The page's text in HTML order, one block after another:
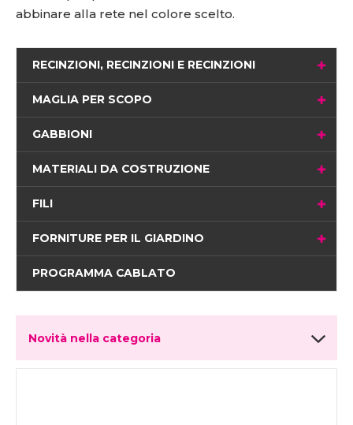
abbinare alla rete nel colore scelto.
RECINZIONI, RECINZIONI E RECINZIONI
MAGLIA PER SCOPO
GABBIONI
MATERIALI DA COSTRUZIONE
FILI
FORNITURE PER IL GIARDINO
PROGRAMMA CABLATO
Novità nella categoria